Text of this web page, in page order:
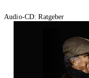
Audio-CD: Ratgeber